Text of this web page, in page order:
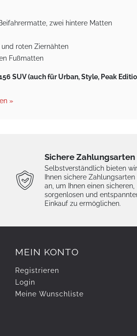
zwei hintere Matten
roten Ziernähten
Fußmatten
SUV (auch für Urban, Style, Peak
»
Sichere Zahlungsarten
Selbstverständlich bieten wir
Ihnen sichere Zahlungsarten
an, um Ihnen einen sicheren,
sorgenlosen und
Einkauf zu ermöglichen.
MEIN KONTO
Registrieren
Login
Meine Wunschliste